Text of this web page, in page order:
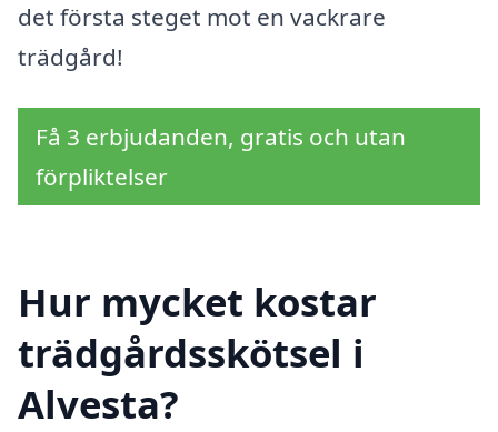
det första steget mot en vackrare
trädgård!
Få 3 erbjudanden, gratis och utan
förpliktelser
Hur mycket kostar
trädgårdsskötsel i
Alvesta?